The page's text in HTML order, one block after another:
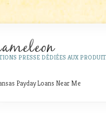
PRESSE DÉDIÉES AUX
Payday Loans Near Me